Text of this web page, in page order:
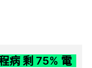
病 剩 75% 電